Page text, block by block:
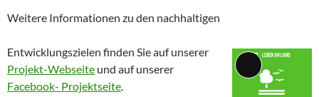
Weitere Informationen zu den nachhaltigen
Lange
Beschreibung
Entwicklungszielen finden Sie auf unserer
Projekt-Webseite und auf unserer
Facebook- Projektseite